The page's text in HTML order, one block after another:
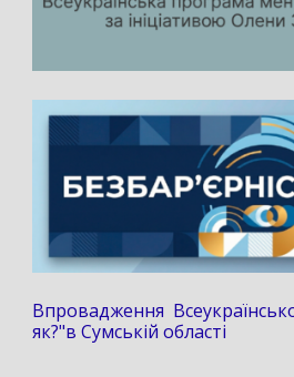
Впровадження
як?"в Сумській області